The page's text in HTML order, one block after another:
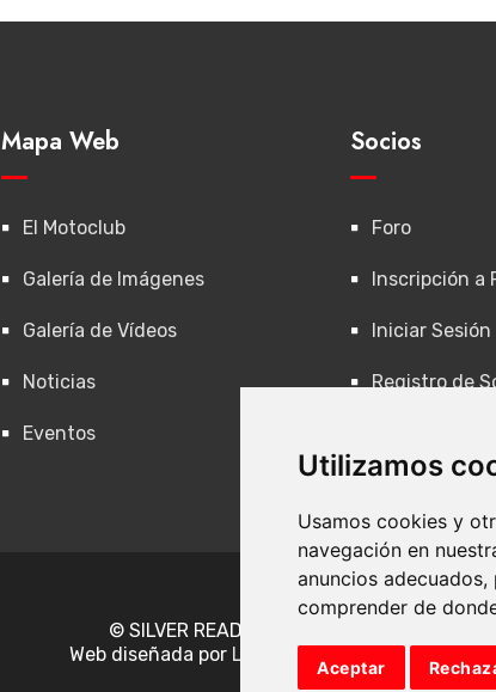
Utilizamos
Usamos cookies y
navegación en
anuncios
comprender de
Aceptar
Mapa Web
El Motoclub
Galería de Imágenes
Galería de Vídeos
Noticias
Eventos
Socios
Foro
Inscripción a
Iniciar Sesión
Registro de
© SILVER READER MOTOCLUB
Web diseñada por Leovinci Consulting